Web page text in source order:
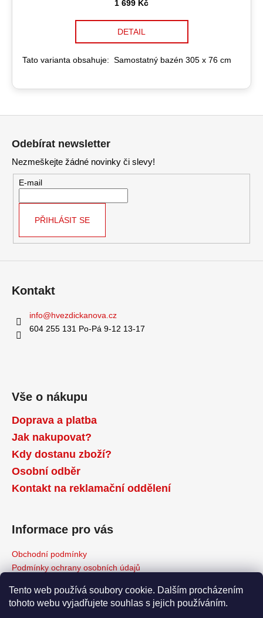
Tento web používá soubory cookie. Dalším procházením
tohoto webu vyjadřujete souhlas s jejich používáním.
1 699 Kč
DETAIL
Tato varianta obsahuje: Samostatný bazén 305 x 76 cm
Odebírat newsletter
Nezmeškejte žádné novinky či slevy!
E-mail
PŘIHLÁSIT SE
Kontakt
info@hvezdickanova.cz
604 255 131 Po-Pá 9-12 13-17
Vše o nákupu
Doprava a platba
Jak nakupovat?
Kdy dostanu zboží?
Osobní odběr
Kontakt na reklamační oddělení
Informace pro vás
Obchodní podmínky
Podmínky ochrany osobních údajů
Odstoupení od kupní smlouvy
Napište nám